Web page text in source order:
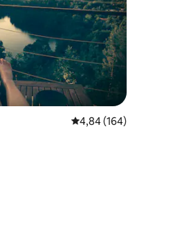
de 16 commentaires : 4,63 sur 5
Évaluation moyenne
4,84 (164)